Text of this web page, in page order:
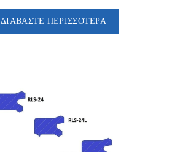
ΔΙΑΒΆΣΤΕ ΠΕΡΙΣΣΌΤΕΡΑ